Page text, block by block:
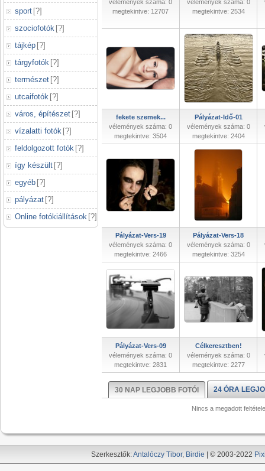
sport [?]
szociofotók [?]
tájkép [?]
tárgyfotók [?]
természet [?]
utcaifotók [?]
város, építészet [?]
vízalatti fotók [?]
feldolgozott fotók [?]
így készült [?]
egyéb [?]
pályázat [?]
Online fotókiállítások [?]
vélemények száma: 0
megtekintve: 12707
vélemények száma: 0
megtekintve: 2534
fekete szemek...
vélemények száma: 0
megtekintve: 3504
Pályázat-Idő-01
vélemények száma: 0
megtekintve: 2404
Pályázat-Vers-19
vélemények száma: 0
megtekintve: 2466
Pályázat-Vers-18
vélemények száma: 0
megtekintve: 3254
Pályázat-Vers-09
vélemények száma: 0
megtekintve: 2831
Célkeresztben!
vélemények száma: 0
megtekintve: 2277
30 NAP LEGJOBB FOTÓI 24 ÓRA
Nincs a megadott
Szerkesztők:Antalóczy Tibor, Birdie | © 2003-2022